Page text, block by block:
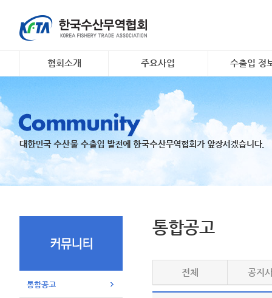
협회소개
조직도
회원명부
유관기관·사업
주요사업
대일 김 수출 촉진 사업
리스크안전망 구축
수출기업 맞춤형 해외시
장조사
K- 씨푸드 인바운드 마케
지원
수출입 정
무역관련 정
통합공고
통합공고
전체 공지